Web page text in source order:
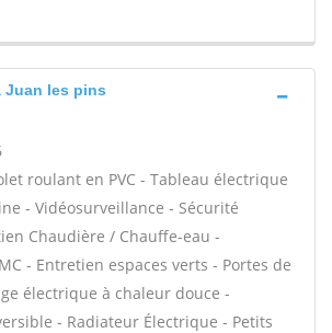
Juan les pins
roulant en PVC - Tableau électrique
- Vidéosurveillance - Sécurité
Chaudière / Chauffe-eau -
- Entretien espaces verts - Portes de
électrique à chaleur douce -
- Radiateur Électrique - Petits